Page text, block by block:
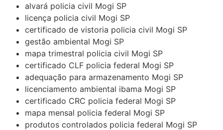
alvará policia civil Mogi SP
licença policia civil Mogi SP
certificado de vistoria policia civil Mogi SP
gestão ambiental Mogi SP
mapa trimestral policia civil Mogi SP
certificado CLF policia federal Mogi SP
adequação para armazenamento Mogi SP
licenciamento ambiental ibama Mogi SP
certificado CRC policia federal Mogi SP
mapa mensal policia federal Mogi SP
produtos controlados policia federal Mogi SP